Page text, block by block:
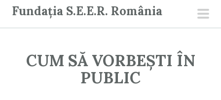
Fundația S.E.E.R. România
CUM SĂ VORBEȘTI ÎN
PUBLIC